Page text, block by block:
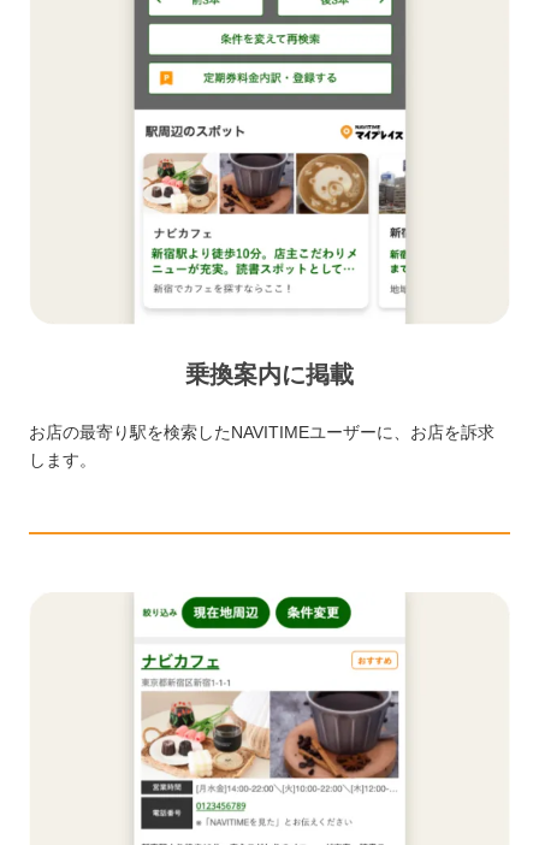
乗換案内に掲載
お店の最寄り駅を検索したNAVITIMEユーザーに、お店を訴求
します。